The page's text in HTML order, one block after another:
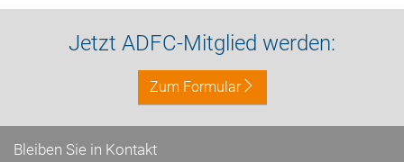
Jetzt ADFC-Mitglied werden:
Zum Formular
Bleiben Sie in Kontakt